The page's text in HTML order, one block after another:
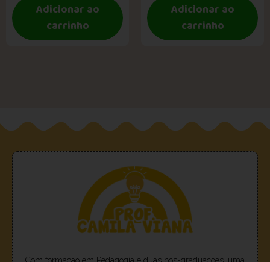
Adicionar ao
carrinho
Adicionar ao
carrinho